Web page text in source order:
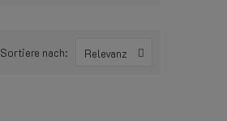
Sortiere nach: Relevanz